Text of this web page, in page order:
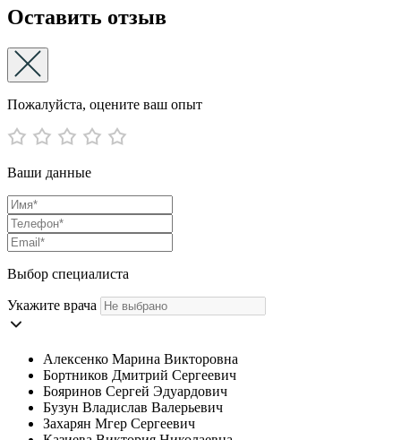
Оставить отзыв
Пожалуйста, оцените ваш опыт
Ваши данные
Выбор специалиста
Укажите врача
Алексенко Марина Викторовна
Бортников Дмитрий Сергеевич
Бояринов Сергей Эдуардович
Бузун Владислав Валерьевич
Захарян Мгер Сергеевич